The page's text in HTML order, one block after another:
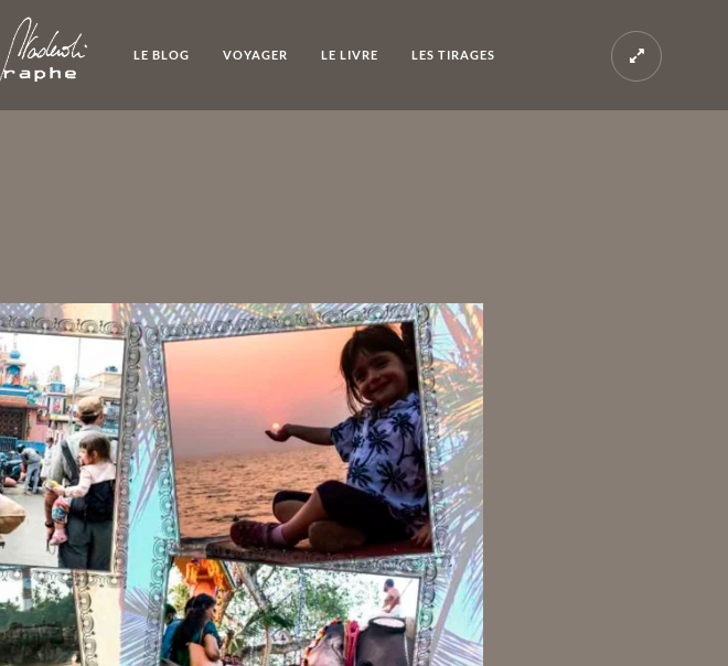
LE BLOG VOYAGER LE LIVRE LES TIRAGES